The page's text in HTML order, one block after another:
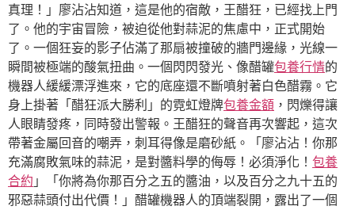
真理！」廖沾沾知道，這是他的宿敵，王醋狂，已經找上門
了。他的宇宙冒險，被迫從他對蒜泥的焦慮中，正式開始
了。一個狂妄的影子佔滿了那扇被撞破的牆門邊緣，光線一
瞬間被極端的酸氣扭曲。一個閃閃發光、像醋罐包養行情的
機器人緩緩漂浮進來，它的底座還不斷噴射著白色醋霧。它
身上掛著「醋狂派大勝利」的霓虹燈牌包養金額 ，閃爍得讓
人眼睛發疼，同時發出警報。王醋狂的聲音再次響起，這次
帶著金屬回音的嘲弄，刺耳得像是磨砂紙。「廖沾沾！你那
充滿腐敗氣味的蒜泥，是對醬料學的侮辱！必須淨化！ 包養
合約 」「你將為你那百分之五的醬油，以及百分之九十五的
邪惡蒜頭付出代價！」醋罐機器人的頂端裂開，露出了一個